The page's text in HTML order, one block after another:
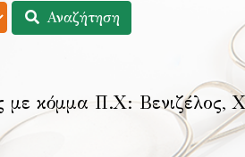
Αναζήτηση
με κόμμα Π.Χ: Βενιζέλος,